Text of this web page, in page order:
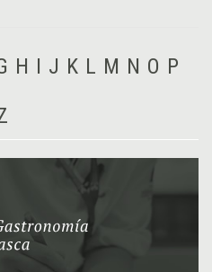
H I J K L M N O P